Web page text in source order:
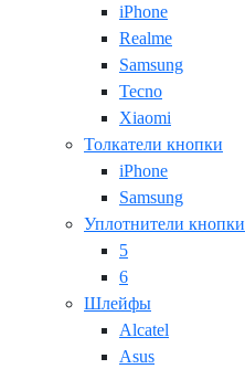
iPhone
Realme
Samsung
Tecno
Xiaomi
Толкатели кнопки
iPhone
Samsung
Уплотнители кнопки
5
6
Шлейфы
Alcatel
Asus